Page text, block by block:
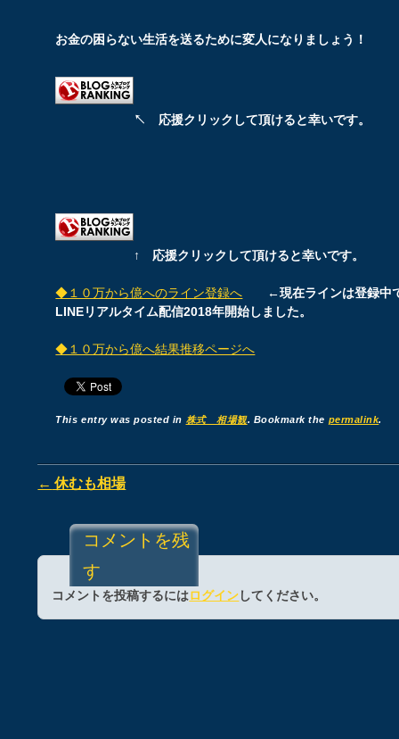
お金の困らない生活を送るために変人になりましょう！
↖ 応援クリックして頂けると幸いです。
↑ 応援クリックして頂けると幸いです。
◆１０万から億へのライン登録へ ←現在ラインは登録中
LINEリアルタイム配信2018年開始しました。
◆１０万から億へ結果推移ページへ
This entry was posted in 株式 相場観. Bookmark the permalink.
Post navigation
← 休むも相場
コメントを残
す
コメントを投稿するにはログインしてください。